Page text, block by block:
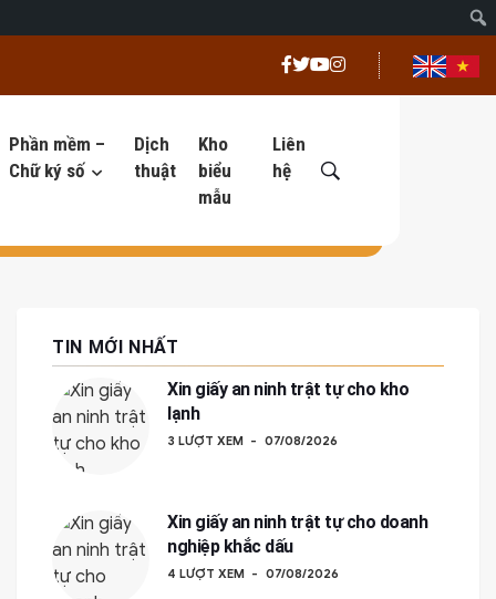
Phần mềm –
Chữ ký số
Dịch
thuật
Kho
biểu
mẫu
Liên
hệ
TIN MỚI NHẤT
Xin giấy an ninh trật tự cho kho
lạnh
3 LƯỢT XEM 07/08/2026
Xin giấy an ninh trật tự cho doanh
nghiệp khắc dấu
4 LƯỢT XEM 07/08/2026